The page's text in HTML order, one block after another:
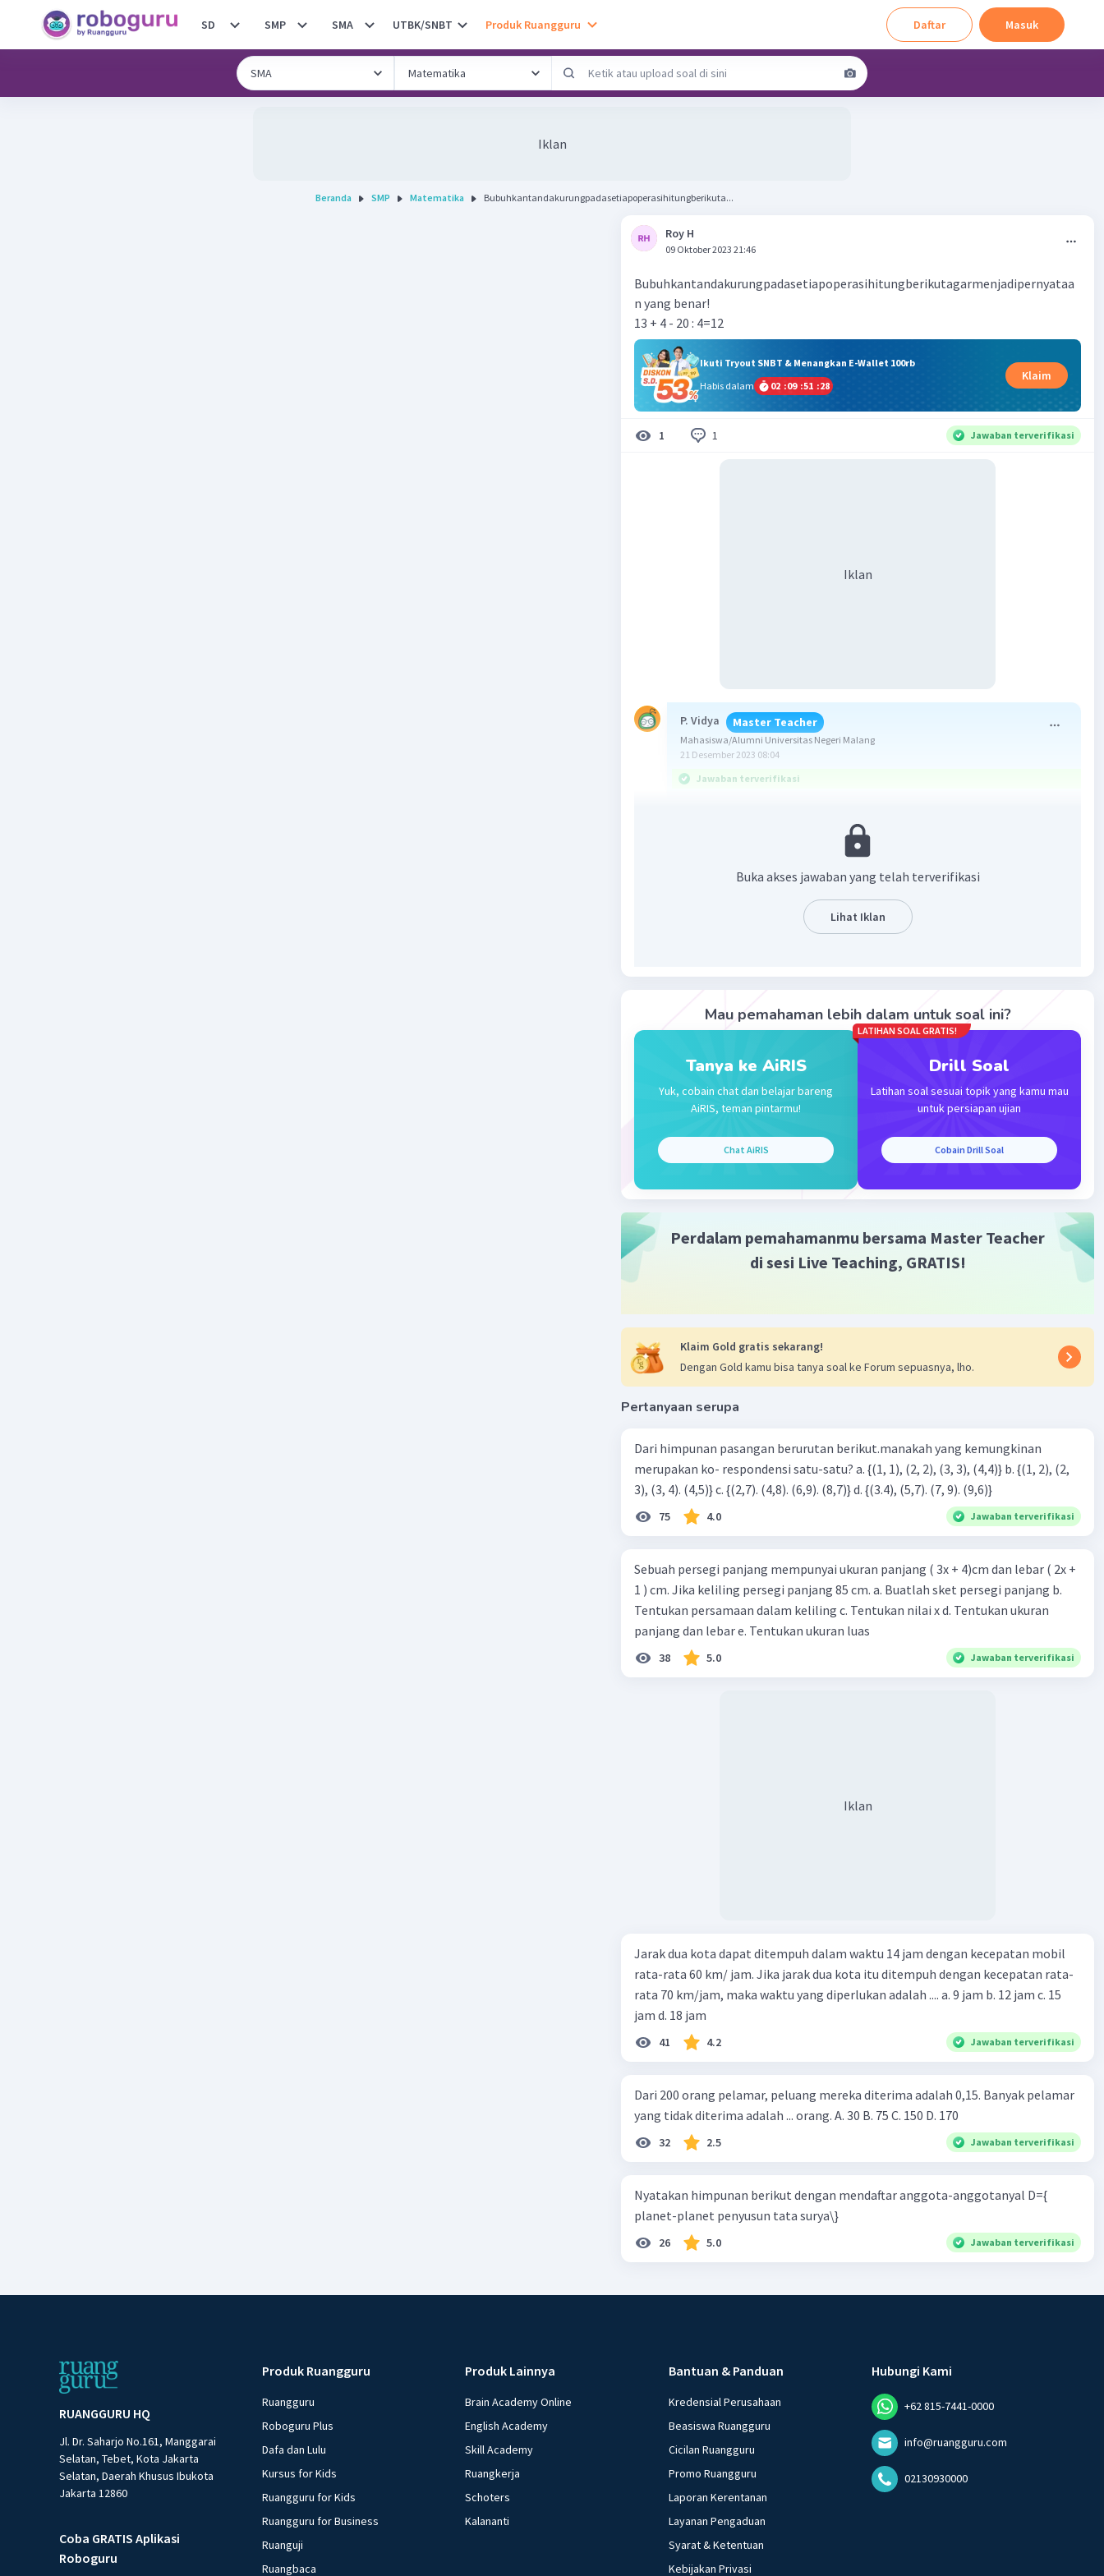
SD SMP SMA UTBK/SNBT Produk Ruangguru Daftar Masuk
Iklan
Beranda SMP Matematika Bubuhkantandakurungpadasetiapoperasihitungberikuta...
Roy H
09 Oktober 2023 21:46
Bubuhkantandakurungpadasetiapoperasihitungberikutagarmenjadipernyataa
n yang benar!
13 + 4 - 20 : 4=12
Ikuti Tryout SNBT & Menangkan E-Wallet 100rb
Habis dalam
02 :09 :51 :28
Klaim
1 1 Jawaban terverifikasi
Iklan
P. Vidya Master Teacher
Mahasiswa/Alumni Universitas Negeri Malang
21 Desember 2023 08:04
Jawaban terverifikasi
Pengerjaan yang didahulukan pada operasi campuran adalah
2. Perkalian dan pembagian.
3. Penjumlahan dan pengurangan.
= 13+4+(-5)
= (13+4)-5
= 12
Jadi, jawaban yang benar adalah seperti pada uraian di atas.
Beri Rating·0.0(0) Balas
Buka akses jawaban yang telah terverifikasi
Lihat Iklan
Mau pemahaman lebih dalam untuk soal ini?
Tanya ke AiRIS
Yuk, cobain chat dan belajar bareng
AiRIS, teman pintarmu!
Chat AiRIS
LATIHAN SOAL GRATIS!
Drill Soal
Latihan soal sesuai topik yang kamu mau
untuk persiapan ujian
Cobain Drill Soal
Perdalam pemahamanmu bersama Master Teacher
di sesi Live Teaching, GRATIS!
Klaim Gold gratis sekarang!
Dengan Gold kamu bisa tanya soal ke Forum sepuasnya, lho.
Pertanyaan serupa
Dari himpunan pasangan berurutan berikut.manakah yang kemungkinan
merupakan ko- respondensi satu-satu? a. {(1, 1), (2, 2), (3, 3), (4,4)} b. {(1, 2), (2,
3), (3, 4). (4,5)} c. {(2,7). (4,8). (6,9). (8,7)} d. {(3.4), (5,7). (7, 9). (9,6)}
75 4.0 Jawaban terverifikasi
Sebuah persegi panjang mempunyai ukuran panjang ( 3x + 4)cm dan lebar ( 2x +
1 ) cm. Jika keliling persegi panjang 85 cm. a. Buatlah sket persegi panjang b.
Tentukan persamaan dalam keliling c. Tentukan nilai x d. Tentukan ukuran
panjang dan lebar e. Tentukan ukuran luas
38 5.0 Jawaban terverifikasi
Iklan
Jarak dua kota dapat ditempuh dalam waktu 14 jam dengan kecepatan mobil
rata-rata 60 km/ jam. Jika jarak dua kota itu ditempuh dengan kecepatan rata-
rata 70 km/jam, maka waktu yang diperlukan adalah .... a. 9 jam b. 12 jam c. 15
jam d. 18 jam
41 4.2 Jawaban terverifikasi
Dari 200 orang pelamar, peluang mereka diterima adalah 0,15. Banyak pelamar
yang tidak diterima adalah ... orang. A. 30 B. 75 C. 150 D. 170
32 2.5 Jawaban terverifikasi
Nyatakan himpunan berikut dengan mendaftar anggota-anggotanyal D={
planet-planet penyusun tata surya\}
26 5.0 Jawaban terverifikasi
RUANGGURU HQ
Jl. Dr. Saharjo No.161, Manggarai
Selatan, Tebet, Kota Jakarta
Selatan, Daerah Khusus Ibukota
Jakarta 12860
Coba GRATIS Aplikasi
Roboguru
Produk Ruangguru
Ruangguru
Roboguru Plus
Dafa dan Lulu
Kursus for Kids
Ruangguru for Kids
Ruangguru for Business
Ruanguji
Ruangbaca
Produk Lainnya
Brain Academy Online
English Academy
Skill Academy
Ruangkerja
Schoters
Kalananti
Bantuan & Panduan
Kredensial Perusahaan
Beasiswa Ruangguru
Cicilan Ruangguru
Promo Ruangguru
Laporan Kerentanan
Layanan Pengaduan
Syarat & Ketentuan
Kebijakan Privasi
Hubungi Kami
+62 815-7441-0000
info@ruangguru.com
02130930000